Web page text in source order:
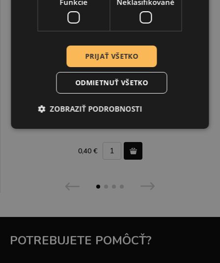
Kovové kvetinky 8,8 mm starostriebro 10 ks
0,40 €
POTREBUJETE POMÔCŤ?
Funkcie Neklasifikované
PRIJAŤ VŠETKO
ODMIETNUŤ VŠETKO
ZOBRAZIŤ PODROBNOSTI